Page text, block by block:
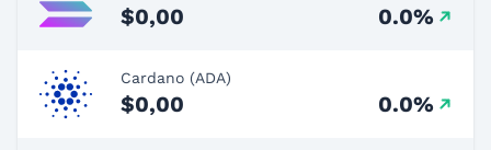
$0,00 0.0%
Cardano (ADA)
$0,00 0.0%